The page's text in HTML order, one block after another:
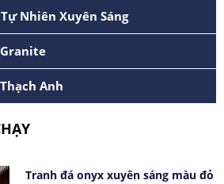
Nhiên Xuyên Sáng
Anh
Tranh đá onyx xuyên sáng màu đỏ